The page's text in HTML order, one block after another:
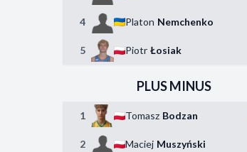
4 Platon Nemchenko
5 Piotr Łosiak
PLUS MINUS
1 Tomasz Bodzan
2 Maciej Muszyński